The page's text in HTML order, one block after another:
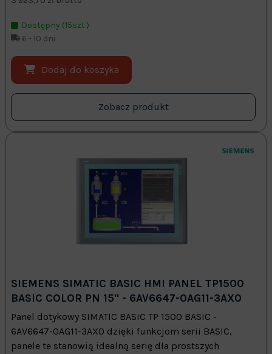
Dostępny (15szt.)
6 - 10 dni
Dodaj do koszyka
Zobacz produkt
SIEMENS SIMATIC BASIC HMI PANEL TP1500
BASIC COLOR PN 15" - 6AV6647-0AG11-3AX0
Panel dotykowy SIMATIC BASIC TP 1500 BASIC -
6AV6647-0AG11-3AX0 dzięki funkcjom serii BASIC,
panele te stanowią idealną serię dla prostszych